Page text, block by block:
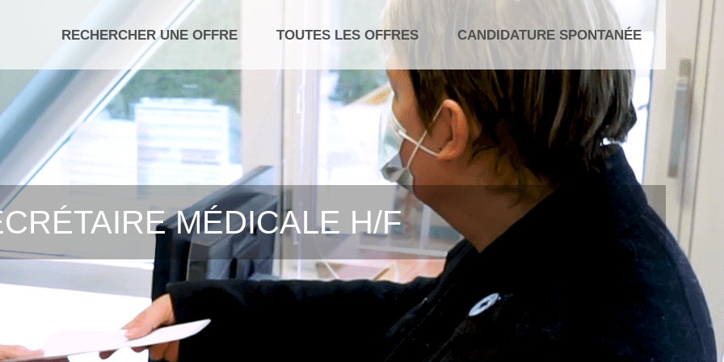
RECHERCHER UNE OFFRE TOUTES LES OFFRES CANDIDATURE SPONTANÉE
MÉDICALE H/F